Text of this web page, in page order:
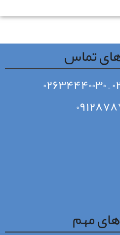
تماس
–۰۲۶۳۴۴۴۰۰۳۰
مهم